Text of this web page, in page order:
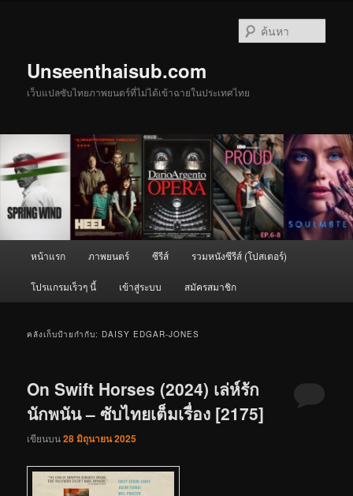
Unseenthaisub.com
เว็บแปลซับไทยภาพยนตร์ที่ไม่ได้เข้าฉายในประเทศไทย
หน้าแรก ภาพยนตร์ ซีรีส์ รวมหนังซีรีส์ (โปสเตอร์)
โปรแกรมเร็วๆ นี้ เข้าสู่ระบบ สมัครสมาชิก
คลังเก็บป้ายกำกับ: DAISY EDGAR-JONES
On Swift Horses (2024) เล่ห์รัก
นักพนัน – ซับไทยเต็มเรื่อง [2175]
เขียนบน28 มิถุนายน 2025